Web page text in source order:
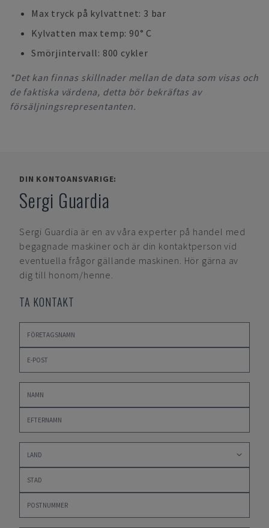
Max tryck på kylvattnet: 3 bar
Kylvatten max temp: 90° C
Smörjintervall: 800 cykler
*Det kan finnas skillnader mellan de data som visas och
de faktiska värdena, detta bör bekräftas av
försäljningsrepresentanten.
DIN KONTOANSVARIGE:
Sergi Guardia
Sergi Guardia är en av våra experter på handel med
begagnade maskiner och är din kontaktperson vid
eventuella frågor gällande maskinen. Hör gärna av
dig till honom/henne.
TA KONTAKT